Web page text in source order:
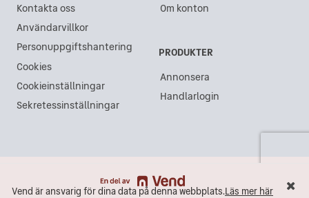
Vend är ansvarig för dina data på denna webbplats.Läs mer här
Kontakta oss
Användarvillkor
Personuppgiftshantering
Cookies
Cookieinställningar
Sekretessinställningar
Om konton
PRODUKTER
Annonsera
Handlarlogin
Vend är ansvarig för dina data på denna webbplats.Läs mer här